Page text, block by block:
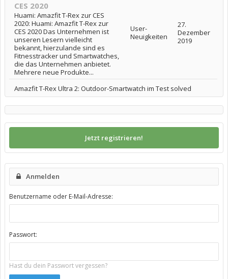
CES 2020
Huami: Amazfit T-Rex zur CES
2020: Huami: Amazfit T-Rex zur
CES 2020 Das Unternehmen ist
unseren Lesern vielleicht
bekannt, hierzulande sind es
Fitnesstracker und Smartwatches,
die das Unternehmen anbietet.
Mehrere neue Produkte...
User-
Neuigkeiten
27.
Dezember
2019
Amazfit T-Rex Ultra 2: Outdoor-Smartwatch im Test solved
Jetzt registrieren!
Anmelden
Benutzername oder E-Mail-Adresse:
Passwort:
Hast du dein Passwort vergessen?